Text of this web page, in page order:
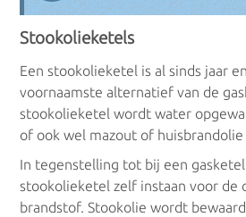
Warmtepompboilers
Warmtepompboilers
Zonneboilers
Stookolieketels
Een stookolieketel is al sinds jaar
voornaamste alternatief van de
stookolieketel wordt water
of ook wel mazout of
In tegenstelling tot bij een
stookolieketel zelf instaan voor de
brandstof. Stookolie wordt